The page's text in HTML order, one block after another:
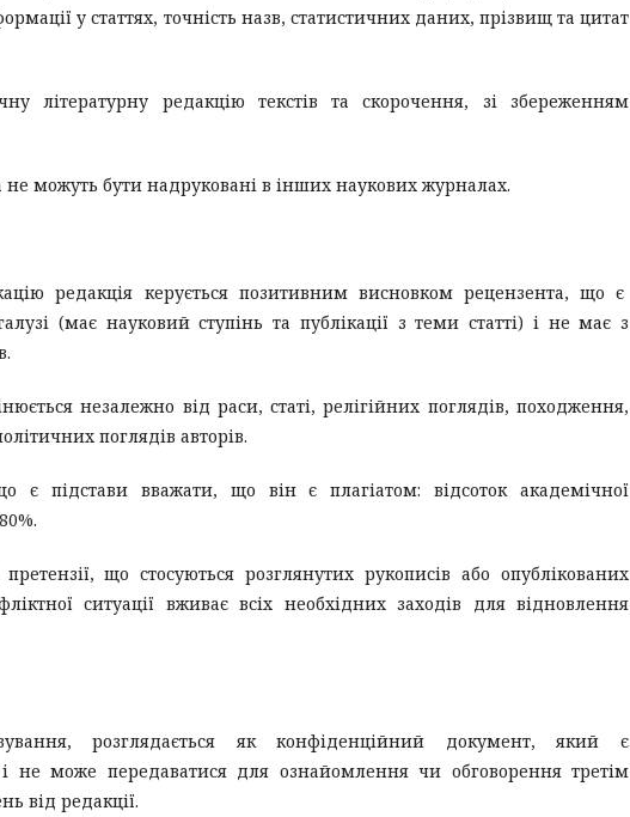
у статтях, точність назв, статистичних даних, прізвищ та цитат
літературну редакцію текстів та скорочення, зі збереженням
не можуть бути надруковані в інших наукових журналах.
редакція керується позитивним висновком рецензента, що є
(має науковий ступінь та публікації з теми статті) і не має з
незалежно від раси, статі, релігійних поглядів, походження,
поглядів авторів.
є підстави вважати, що він є плагіатом: відсоток академічної
що стосуються розглянутих рукописів або опублікованих
ситуації вживає всіх необхідних заходів для відновлення
розглядається як конфіденційний документ, який є
і не може передаватися для ознайомлення чи обговорення третім
від редакції.